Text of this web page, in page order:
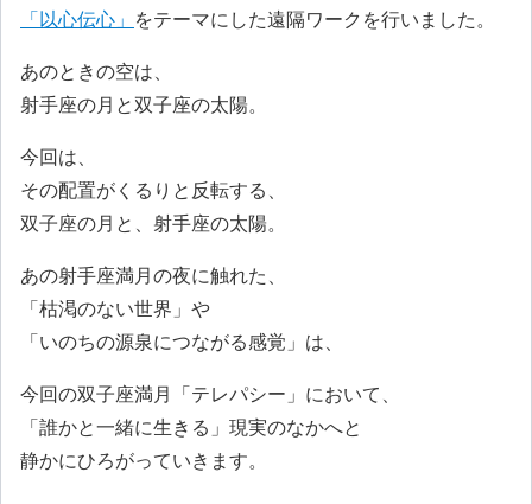
「以心伝心」 をテーマにした遠隔ワークを行いました。
あのときの空は、
射手座の月と双子座の太陽。
今回は、
その配置がくるりと反転する、
双子座の月と、射手座の太陽。
あの射手座満月の夜に触れた、
「枯渇のない世界」や
「いのちの源泉につながる感覚」は、
今回の双子座満月「テレパシー」において、
「誰かと一緒に生きる」現実のなかへと
静かにひろがっていきます。